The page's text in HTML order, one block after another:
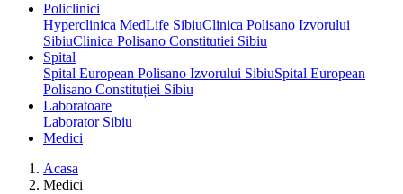
Policlinici
Hyperclinica MedLife SibiuClinica Polisano Izvorului
SibiuClinica Polisano Constitutiei Sibiu
Spital
Spital European Polisano Izvorului SibiuSpital European
Polisano Constituției Sibiu
Laboratoare
Laborator Sibiu
Medici
Acasa
Medici